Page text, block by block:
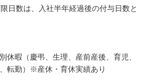
日数は、入社半年経過後の付与日数と
休暇（慶弔、生理、産前産後、育児、
転勤）※産休・育休実績あり